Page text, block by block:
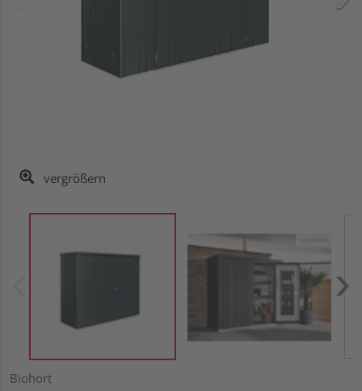
vergrößern
Biohort